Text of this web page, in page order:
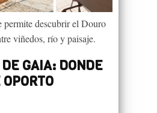
descubrir el Douro
viñedos, río y paisaje.
GAIA: DONDE